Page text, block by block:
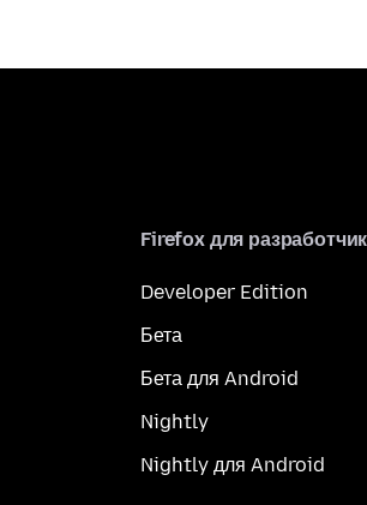
Firefox для
Developer Edition
Бета
Бета для Android
Nightly
Nightly для Android